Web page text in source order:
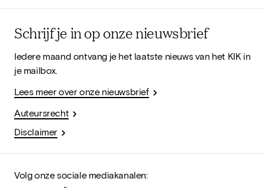
Schrijf je in op onze nieuwsbrief
Iedere maand ontvang je het laatste nieuws van het KIK in
je mailbox.
Lees meer over onze nieuwsbrief
Auteursrecht
Disclaimer
Volg onze sociale mediakanalen: